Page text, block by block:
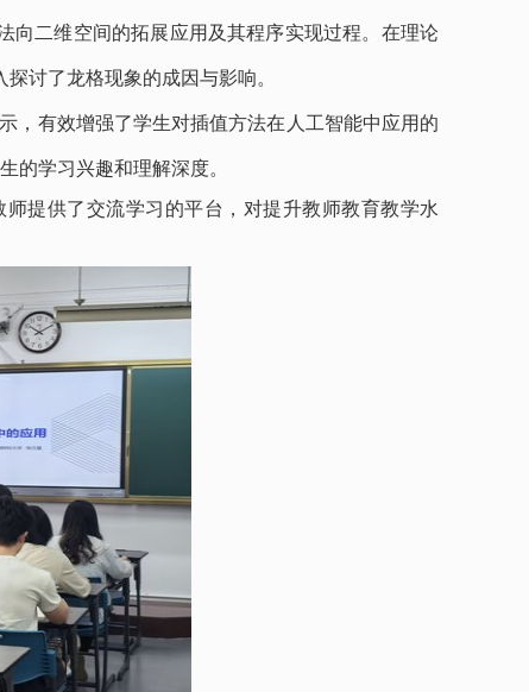
向二维空间的拓展应用及其程序实现过程。在理论
讨了龙格现象的成因与影响。
，有效增强了学生对插值方法在人工智能中应用的
的学习兴趣和理解深度。
提供了交流学习的平台，对提升教师教育教学水